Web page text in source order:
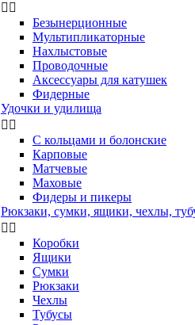
 
Безынерционные
Мультипликаторные
Нахлыстовые
Проводочные
Аксессуары для катушек
Фидерные
Удочки и удилища
 
С кольцами и болонские
Карповые
Матчевые
Маховые
Фидеры и пикеры
Рюкзаки, сумки, ящики, чехлы,
 
Коробки
Ящики
Сумки
Рюкзаки
Чехлы
Тубусы